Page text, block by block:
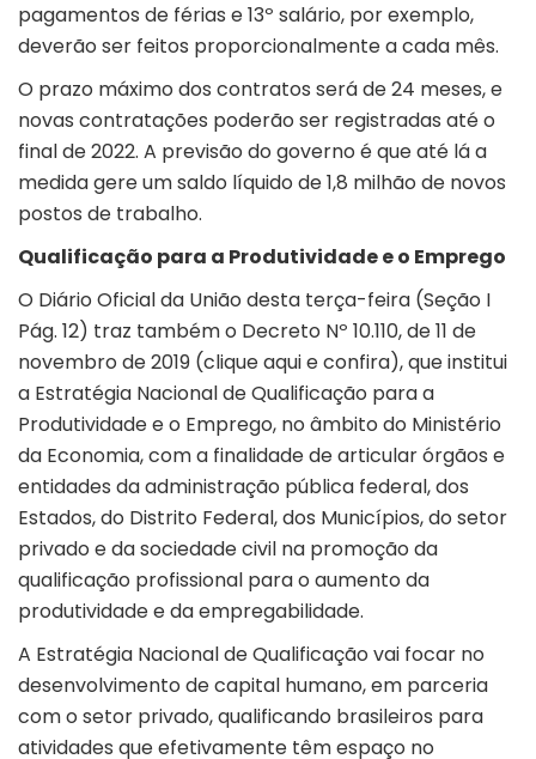
pagamentos de férias e 13º salário, por exemplo,
deverão ser feitos proporcionalmente a cada mês.
O prazo máximo dos contratos será de 24 meses, e
novas contratações poderão ser registradas até o
final de 2022. A previsão do governo é que até lá a
medida gere um saldo líquido de 1,8 milhão de novos
postos de trabalho.
Qualificação para a Produtividade e o Emprego
O Diário Oficial da União desta terça-feira (Seção I
Pág. 12) traz também o Decreto Nº 10.110, de 11 de
novembro de 2019 (clique aqui e confira), que institui
a Estratégia Nacional de Qualificação para a
Produtividade e o Emprego, no âmbito do Ministério
da Economia, com a finalidade de articular órgãos e
entidades da administração pública federal, dos
Estados, do Distrito Federal, dos Municípios, do setor
privado e da sociedade civil na promoção da
qualificação profissional para o aumento da
produtividade e da empregabilidade.
A Estratégia Nacional de Qualificação vai focar no
desenvolvimento de capital humano, em parceria
com o setor privado, qualificando brasileiros para
atividades que efetivamente têm espaço no